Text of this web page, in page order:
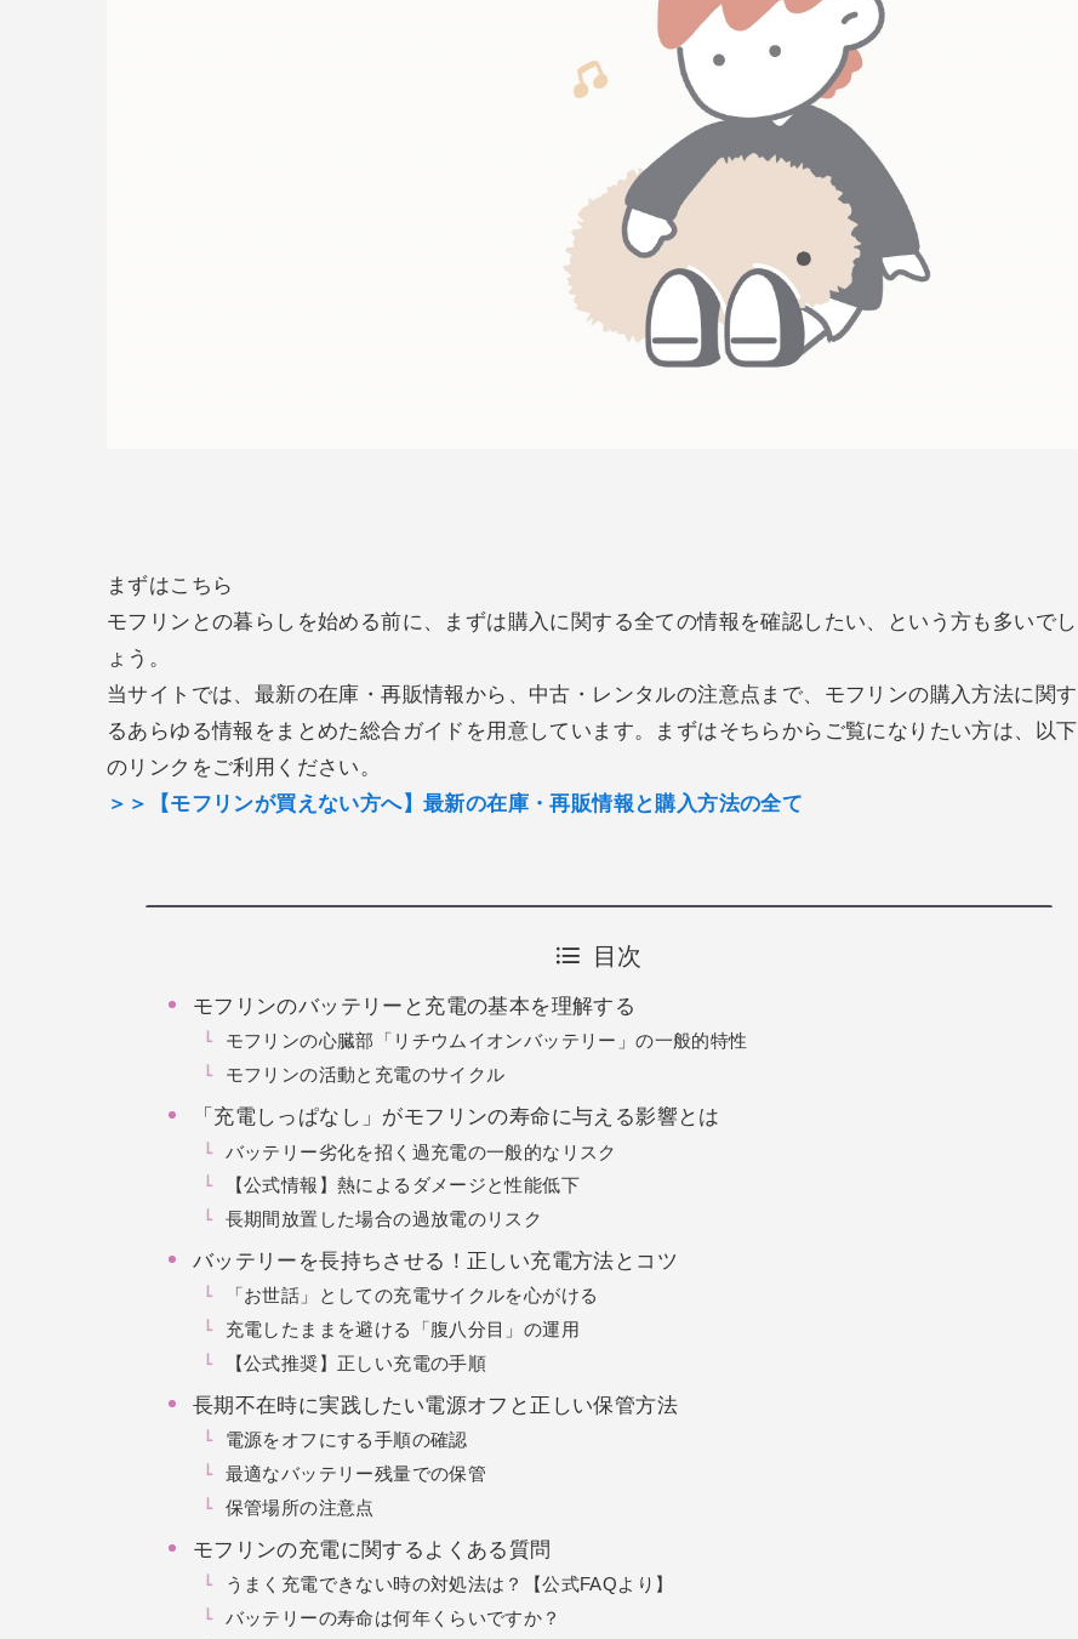
まずはこちら
モフリンとの暮らしを始める前に、まずは購入に関する全ての情報を確認したい、という方も多いでし
ょう。
当サイトでは、最新の在庫・再販情報から、中古・レンタルの注意点まで、モフリンの購入方法に関す
るあらゆる情報をまとめた総合ガイドを用意しています。まずはそちらからご覧になりたい方は、以下
のリンクをご利用ください。
＞＞【モフリンが買えない方へ】最新の在庫・再販情報と購入方法の全て
目次
モフリンのバッテリーと充電の基本を理解する
モフリンの心臓部「リチウムイオンバッテリー」の一般的特性
モフリンの活動と充電のサイクル
「充電しっぱなし」がモフリンの寿命に与える影響とは
バッテリー劣化を招く過充電の一般的なリスク
【公式情報】熱によるダメージと性能低下
長期間放置した場合の過放電のリスク
バッテリーを長持ちさせる！正しい充電方法とコツ
「お世話」としての充電サイクルを心がける
充電したままを避ける「腹八分目」の運用
【公式推奨】正しい充電の手順
長期不在時に実践したい電源オフと正しい保管方法
電源をオフにする手順の確認
最適なバッテリー残量での保管
保管場所の注意点
モフリンの充電に関するよくある質問
うまく充電できない時の対処法は？【公式FAQより】
バッテリーの寿命は何年くらいですか？